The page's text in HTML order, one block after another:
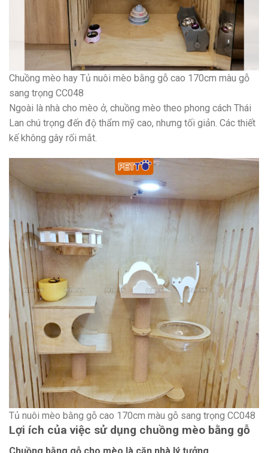
Chuồng mèo hay Tủ nuôi mèo bằng gỗ cao 170cm màu gỗ
sang trọng CC048
Ngoài là nhà cho mèo ở, chuồng mèo theo phong cách Thái
Lan chú trọng đến độ thẩm mỹ cao, nhưng tối giản. Các thiết
kế không gây rối mắt.
Tủ nuôi mèo bằng gỗ cao 170cm màu gỗ sang trọng CC048
Lợi ích của việc sử dụng chuồng mèo bằng gỗ
Chuồng bằng gỗ cho mèo là căn nhà lý tưởng